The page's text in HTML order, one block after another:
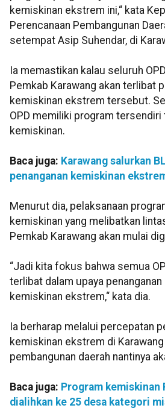
kemiskinan ekstrem ini,“ kata
Perencanaan Pembangunan
setempat Asip Suhendar, di
Ia memastikan kalau seluruh
Pemkab Karawang akan terlibat
kemiskinan ekstrem tersebut.
OPD memiliki program tersendiri
kemiskinan.
Baca juga: Karawang salurkan
penanganan kemiskinan
Menurut dia, pelaksanaan
kemiskinan yang melibatkan
Pemkab Karawang akan mulai
“Jadi kita fokus bahwa semua
terlibat dalam upaya
kemiskinan ekstrem,“ kata dia.
Ia berharap melalui percepatan
kemiskinan ekstrem di
pembangunan daerah nantinya
Baca juga: Program kemiskinan
dialihkan ke 25 desa kategori